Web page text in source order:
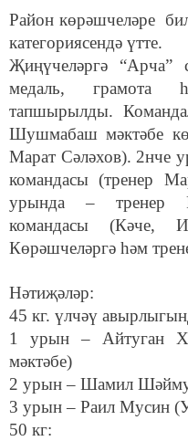
Район көрәшчеләре
категориясендә үтте.
Җиңүчеләргә “Арча”
медаль, грамота
тапшырылды.
Шушмабаш мәктәбе
Марат Сәләхов). 2нче
командасы (тренер
урында – тренер
командасы (Кәче,
Көрәшчеләргә һәм
Нәтиҗәләр:
45 кг. үлчәү
1 урын – Айтуган
мәктәбе)
2 урын – Шамил
3 урын – Раил Мусин
50 кг: